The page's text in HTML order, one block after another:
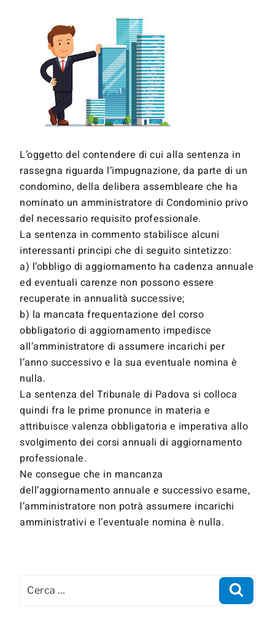
L’oggetto del contendere di cui alla sentenza in
rassegna riguarda l’impugnazione, da parte di un
condomino, della delibera assembleare che ha
nominato un amministratore di Condominio privo
del necessario requisito professionale.
La sentenza in commento stabilisce alcuni
interessanti principi che di seguito sintetizzo:
a) l’obbligo di aggiornamento ha cadenza annuale
ed eventuali carenze non possono essere
recuperate in annualità successive;
b) la mancata frequentazione del corso
obbligatorio di aggiornamento impedisce
all’amministratore di assumere incarichi per
l’anno successivo e la sua eventuale nomina è
nulla.
La sentenza del Tribunale di Padova si colloca
quindi fra le prime pronunce in materia e
attribuisce valenza obbligatoria e imperativa allo
svolgimento dei corsi annuali di aggiornamento
professionale.
Ne consegue che in mancanza
dell’aggiornamento annuale e successivo esame,
l’amministratore non potrà assumere incarichi
amministrativi e l’eventuale nomina è nulla.